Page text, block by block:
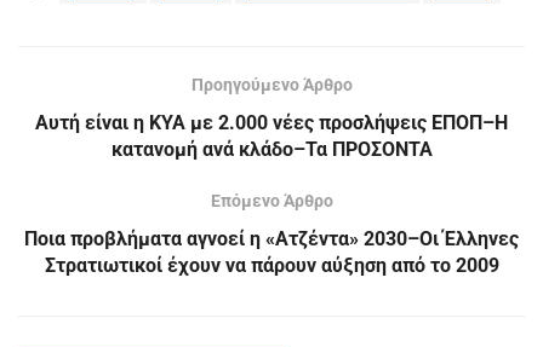
Προηγούμενο Άρθρο
Αυτή είναι η ΚΥΑ με 2.000 νέες προσλήψεις ΕΠΟΠ–Η
κατανομή ανά κλάδο–Τα ΠΡΟΣΟΝΤΑ
Επόμενο Άρθρο
Ποια προβλήματα αγνοεί η «Ατζέντα» 2030–Οι Έλληνες
Στρατιωτικοί έχουν να πάρουν αύξηση από το 2009